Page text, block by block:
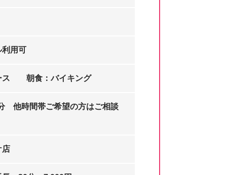
用可
ス 朝食：バイキング
他時間帯ご希望の方はご相談
店